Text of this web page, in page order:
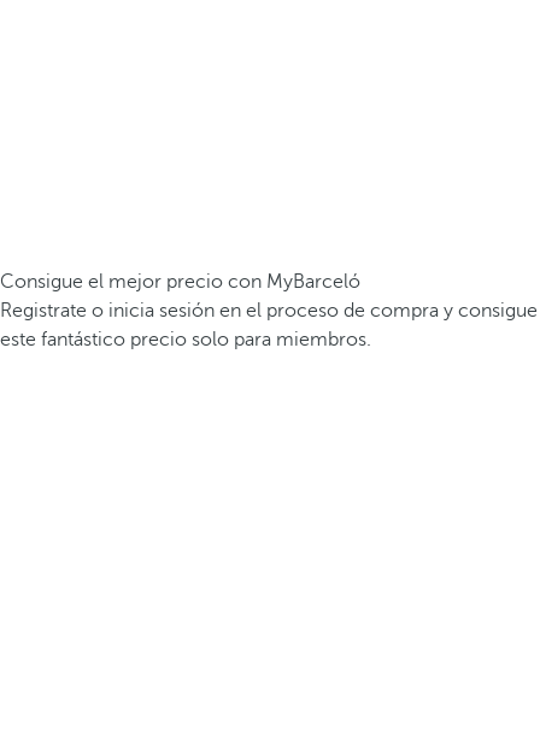
Consigue el mejor precio con MyBarceló
Registrate o inicia sesión en el proceso de compra y consigue
este fantástico precio solo para miembros.